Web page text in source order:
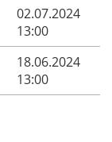
02.07.2024
13:00
18.06.2024
13:00